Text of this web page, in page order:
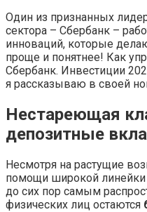
Один из признанных
сектора – Сбербанк –
инноваций, которые
проще и понятнее! Как
Сбербанк. Инвестиции
я рассказываю в своей
Нестареющая
депозитные
Несмотря на растущие
помощи широкой
до сих пор самым
физических лиц остаются